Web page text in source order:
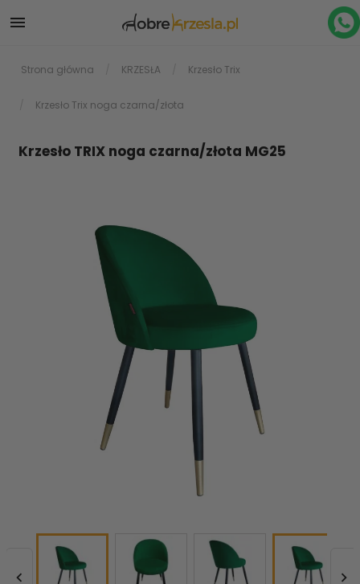

Strona główna KRZESŁA Krzesło Trix
Krzesło Trix noga czarna/złota
Krzesło TRIX noga czarna/złota MG25
 